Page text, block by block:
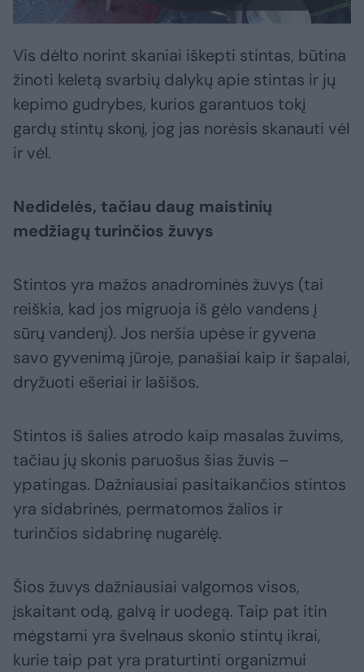
Vis dėlto norint skaniai iškepti stintas, būtina
žinoti keletą svarbių dalykų apie stintas ir jų
kepimo gudrybes, kurios garantuos tokį
gardų stintų skonį, jog jas norėsis skanauti vėl
ir vėl.
Nedidelės, tačiau daug maistinių
medžiagų turinčios žuvys
Stintos yra mažos anadrominės žuvys (tai
reiškia, kad jos migruoja iš gėlo vandens į
sūrų vandenį). Jos neršia upėse ir gyvena
savo gyvenimą jūroje, panašiai kaip ir šapalai,
dryžuoti ešeriai ir lašišos.
Stintos iš šalies atrodo kaip masalas žuvims,
tačiau jų skonis paruošus šias žuvis –
ypatingas. Dažniausiai pasitaikančios stintos
yra sidabrinės, permatomos žalios ir
turinčios sidabrinę nugarėlę.
Šios žuvys dažniausiai valgomos visos,
įskaitant odą, galvą ir uodegą. Taip pat itin
mėgstami yra švelnaus skonio stintų ikrai,
kurie taip pat yra praturtinti organizmui